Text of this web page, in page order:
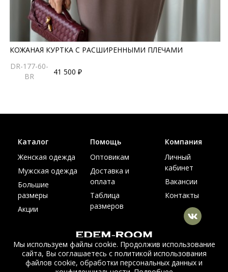
КОЖАНАЯ КУРТКА С РАСШИРЕННЫМИ ПЛЕЧАМИ
DR-177-60-
BR
41 500 ₽
© Интернет магазин верхней одежды из меха и кожи
EDEM-ROOM 2011-2026
Каталог
Женская одежда
Мужская одежда
Большие
размеры
Акции
Помощь
Оптовикам
Доставка и
оплата
Таблица
размеров
Компания
Личный
кабинет
Вакансии
Контакты
Мы используем файлы cookie. Продолжив использование
сайта, Вы соглашаетесь с политикой использования
файлов cookie, обработки персональных данных и